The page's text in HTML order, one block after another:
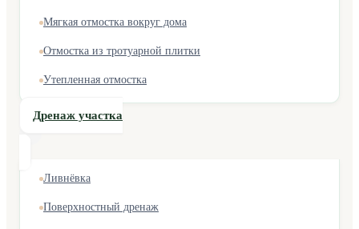
Мягкая отмостка вокруг дома
Отмостка из тротуарной плитки
Утепленная отмостка
Дренаж участка
Ливнёвка
Поверхностный дренаж